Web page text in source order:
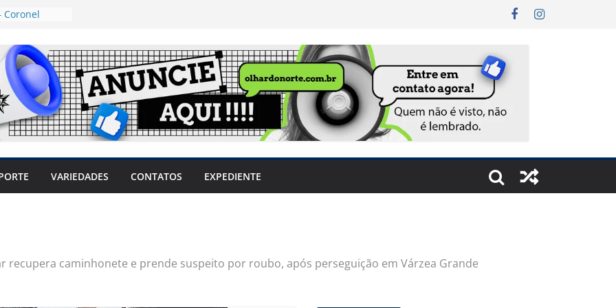
Coronel
mulheres
travar o
produtores
sem
sintomas,
VARIEDADES CONTATOS EXPEDIENTE
recupera caminhonete e prende suspeito por roubo, após perseguição em Várzea Grande